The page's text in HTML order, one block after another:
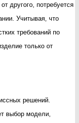
другого, потребуется
Учитывая, что
требований по
только от
решений.
выбор модели,